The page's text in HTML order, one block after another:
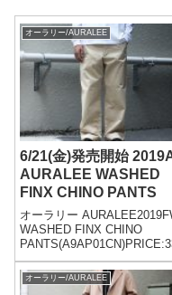
オーラリー/AURALEE
6/21(金)発売開始
AURALEE WASHED
FINX CHINO PANTS
オーラリー
WASHED FINX CHINO
0yen+tax着用モデル
175cm/60kgsize:4(M) 着用
color:LIGHT BEIGEcolo...
オーラリー/AURALEE